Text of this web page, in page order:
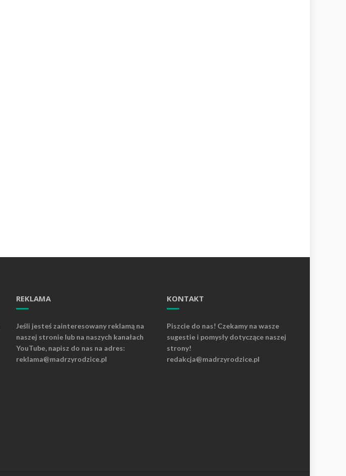
REKLAMA
Jeśli jesteś zainteresowany reklamą na
naszej stronie lub na naszych kanałach
YouTube, napisz do nas na adres:
reklama@madrzyrodzice.pl
KONTAKT
Piszcie do nas! Czekamy na wasze
sugestie i pomysły dotyczące naszej
strony!
redakcja@madrzyrodzice.pl